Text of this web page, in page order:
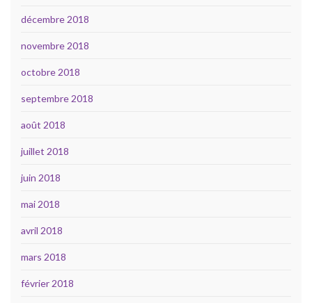
décembre 2018
novembre 2018
octobre 2018
septembre 2018
août 2018
juillet 2018
juin 2018
mai 2018
avril 2018
mars 2018
février 2018